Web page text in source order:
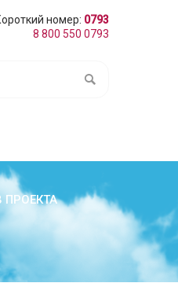
номер: 0793
8 800 550 0793